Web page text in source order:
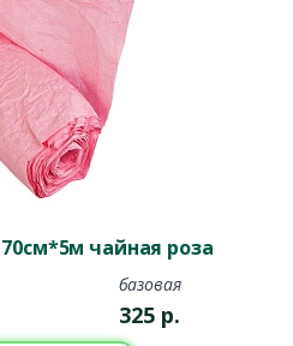
чайная роза
базовая
325 р.